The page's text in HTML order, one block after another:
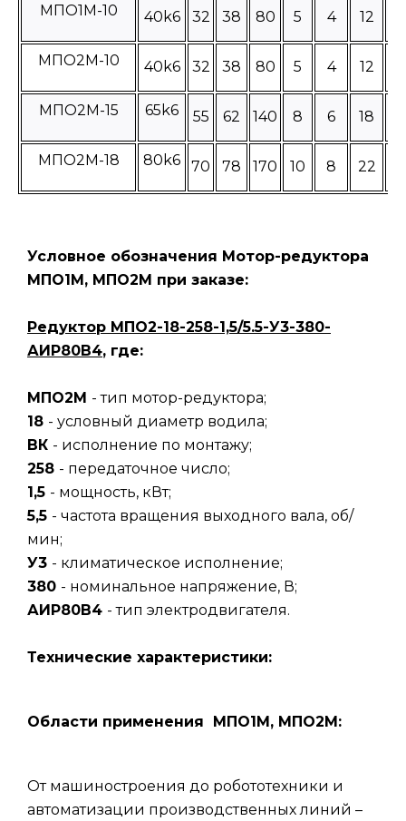
МПО1М-10 40k6 32 38 80 5 4 12
МПО2М-10 40k6 32 38 80 5 4 12
МПО2М-15 65k6 55 62 140 8 6 18
МПО2М-18 80k6 70 78 170 10 8 22
Условное обозначения Мотор-редуктора
МПО1М, МПО2М при заказе:
Редуктор МПО2-18-258-1,5/5.5-У3-380-
АИР80В4, где:
МПО2М - тип мотор-редуктора;
18 - условный диаметр водила;
ВК - исполнение по монтажу;
258 - передаточное число;
1,5 - мощность, кВт;
5,5 - частота вращения выходного вала, об/
мин;
У3 - климатическое исполнение;
380 - номинальное напряжение, В;
АИР80В4 - тип электродвигателя.
Технические характеристики:
Области применения МПО1М, МПО2М:
От машиностроения до робототехники и
автоматизации производственных линий –